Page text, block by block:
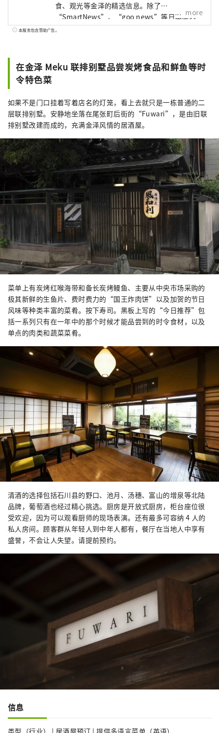
食、观光等金泽的精选信息。除了
“SmartNews”、“goo news”等日本国内
媒体外，我们还与中国、台湾、香港、泰国、
more
本服务包含赞助广告。
在金泽 Meku 联排别墅品尝炭烤食品和鲜鱼等时
令特色菜
如果不是门口挂着写着店名的灯笼，看上去就只是一栋普通的二
层联排别墅。安静地坐落在尾张町后街的“Fuwari”，是由旧联
排别墅改建而成的，充满金泽风情的居酒屋。
菜单上有炭烤红喉海带和备长炭烤鳗鱼、主要从中央市场采购的
极其新鲜的生鱼片、费时费力的“国王炸肉饼”以及加贺的节日
风味等种类丰富的菜肴。按下寿司。黑板上写的“今日推荐”包
括一系列只有在一年中的那个时候才能品尝到的时令食材，以及
单点的肉类和蔬菜菜肴。
清酒的选择包括石川县的野口、池月、汤穗、富山的增泉等北陆
品牌，葡萄酒也经过精心挑选。厨房是开放式厨房，柜台座位很
受欢迎，因为可以观看厨师的现场表演。还有最多可容纳 4 人的
私人房间。顾客群从年轻人到中年人都有，餐厅在当地人中享有
盛誉，不会让人失望。请提前预约。
信息
类型（行业） | 居酒屋预订 | 提供多语言菜单（英语）